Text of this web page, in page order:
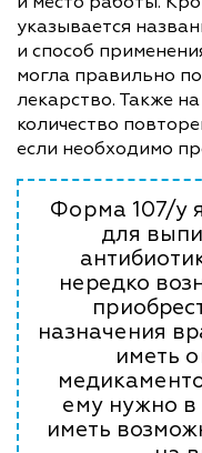
указывается
и способ
могла правильно
лекарство. Также
количество
если необходимо
Форма 107/у
для
нередко
назначения
иметь
ему нужно в
иметь